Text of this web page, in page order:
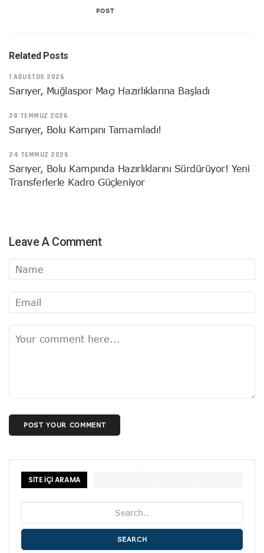
POST
Related Posts
1 AĞUSTOS 2026
Sarıyer, Muğlaspor Maçı Hazırlıklarına Başladı
28 TEMMUZ 2026
Sarıyer, Bolu Kampını Tamamladı!
24 TEMMUZ 2026
Sarıyer, Bolu Kampında Hazırlıklarını Sürdürüyor! Yeni
Transferlerle Kadro Güçleniyor
Leave A Comment
POST YOUR COMMENT
SİTE İÇİ ARAMA
SEARCH